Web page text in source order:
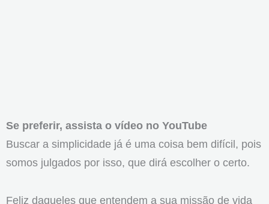
Se preferir, assista o vídeo no YouTube
Buscar a simplicidade já é uma coisa bem difícil, pois
somos julgados por isso, que dirá escolher o certo.
Feliz daqueles que entendem a sua missão de vida